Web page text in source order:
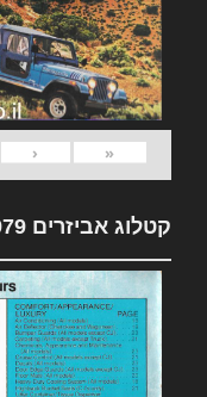
«
‹
קטלוג אביזרים 1979 Jeep